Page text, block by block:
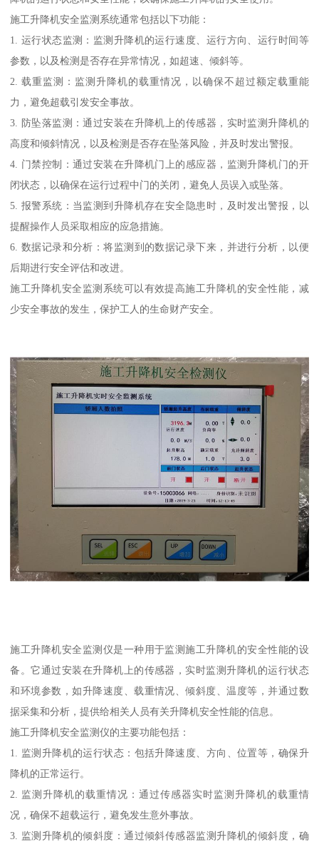
施工升降机安全监测系统通常包括以下功能：
1. 运行状态监测：监测升降机的运行速度、运行方向、运行时间等
参数，以及检测是否存在异常情况，如超速、倾斜等。
2. 载重监测：监测升降机的载重情况，以确保不超过额定载重能
力，避免超载引发安全事故。
3. 防坠落监测：通过安装在升降机上的传感器，实时监测升降机的
高度和倾斜情况，以及检测是否存在坠落风险，并及时发出警报。
4. 门禁控制：通过安装在升降机门上的感应器，监测升降机门的开
闭状态，以确保在运行过程中门的关闭，避免人员误入或坠落。
5. 报警系统：当监测到升降机存在安全隐患时，及时发出警报，以
提醒操作人员采取相应的应急措施。
6. 数据记录和分析：将监测到的数据记录下来，并进行分析，以便
后期进行安全评估和改进。
施工升降机安全监测系统可以有效提高施工升降机的安全性能，减
少安全事故的发生，保护工人的生命财产安全。
施工升降机安全监测仪是一种用于监测施工升降机的安全性能的设
备。它通过安装在升降机上的传感器，实时监测升降机的运行状态
和环境参数，如升降速度、载重情况、倾斜度、温度等，并通过数
据采集和分析，提供给相关人员有关升降机安全性能的信息。
施工升降机安全监测仪的主要功能包括：
1. 监测升降机的运行状态：包括升降速度、方向、位置等，确保升
降机的正常运行。
2. 监测升降机的载重情况：通过传感器实时监测升降机的载重情
况，确保不超载运行，避免发生意外事故。
3. 监测升降机的倾斜度：通过倾斜传感器监测升降机的倾斜度，确